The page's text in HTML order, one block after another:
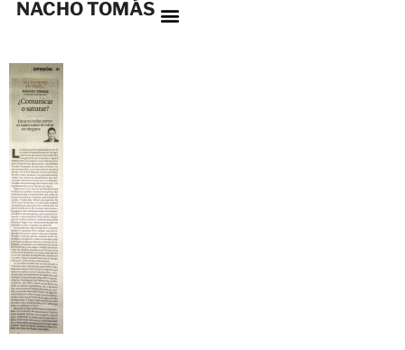
NACHO TOMÁS